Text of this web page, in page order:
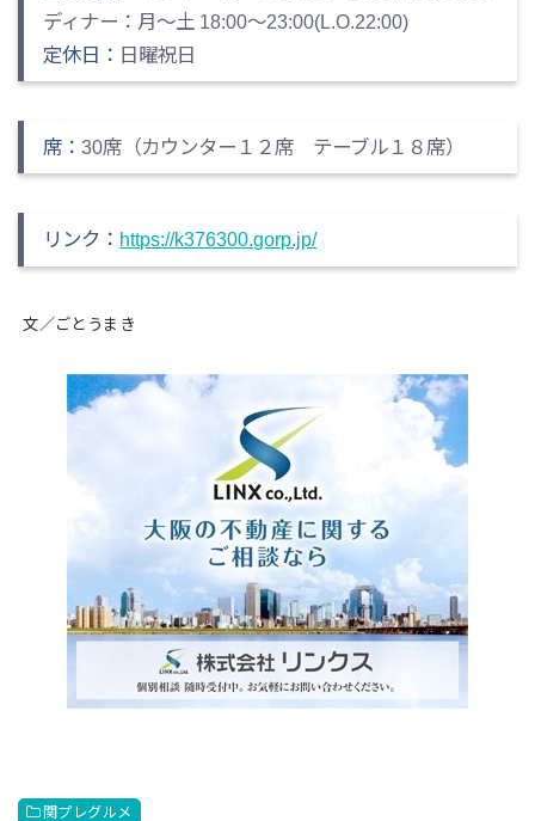
ディナー：月～土 18:00～23:00(L.O.22:00)
定休日： 日曜祝日
席：30席（カウンター１２席 テーブル１８席）
リンク： https://k376300.gorp.jp/
文／ごとうまき
関プレグルメ